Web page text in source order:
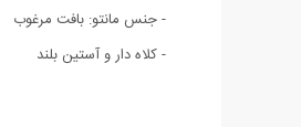
- جنس مانتو: بافت مرغوب
- کلاه دار و آستین بلند